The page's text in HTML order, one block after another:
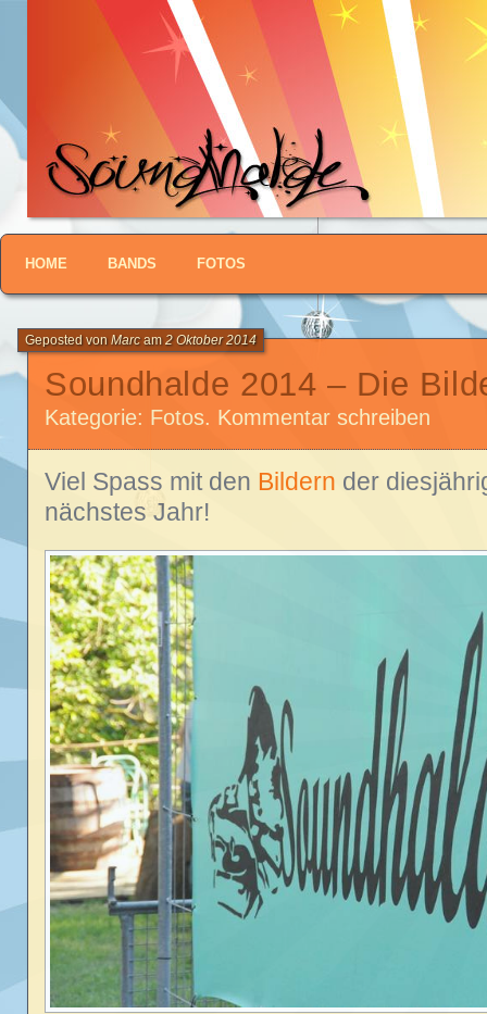
Soundhalde
From Sand to Sound
HOME BANDS FOTOS
Soundhalde 2014 – Die
Geposted vonMarcam2 Oktober 2014
Kategorie: Fotos. Kommentar schreiben
Viel Spass mit den Bildern der
nächstes Jahr!